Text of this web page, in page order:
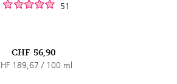
51
CHF 56,90
189,67 / 100 ml